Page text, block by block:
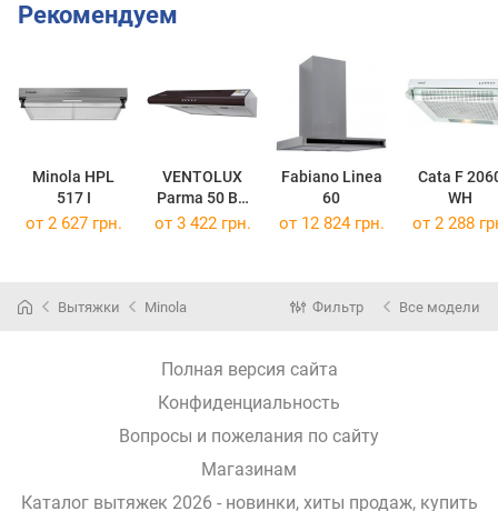
Рекомендуем
Minola HPL
517 I
VENTOLUX
Parma 50 BR
600
Fabiano Linea
60
Cata F
WH
от 2 627 грн. от 3 422 грн. от 12 824 грн. от 2 288
Вытяжки Minola Фильтр Все модели
Полная версия сайта
Конфиденциальность
Вопросы и пожелания по сайту
Магазинам
Каталог вытяжек 2026 - новинки, хиты продаж, купить